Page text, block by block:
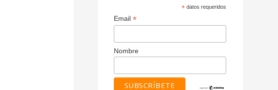
* datos requeridos
Email *
Nombre